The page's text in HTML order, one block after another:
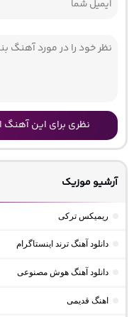
نظری برای این آهنگ
آرشیو موزیک
ریمیکس ترکی
دانلود آهنگ ترند اینستاگرام
دانلود آهنگ هوش مصنوعی
اهنگ قدیمی